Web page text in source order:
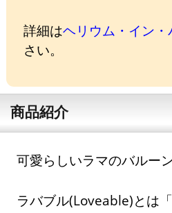
詳細はヘリウム・イン・
さい。
商品紹介
可愛らしいラマのバルーン
ラバブル(Loveable)とは